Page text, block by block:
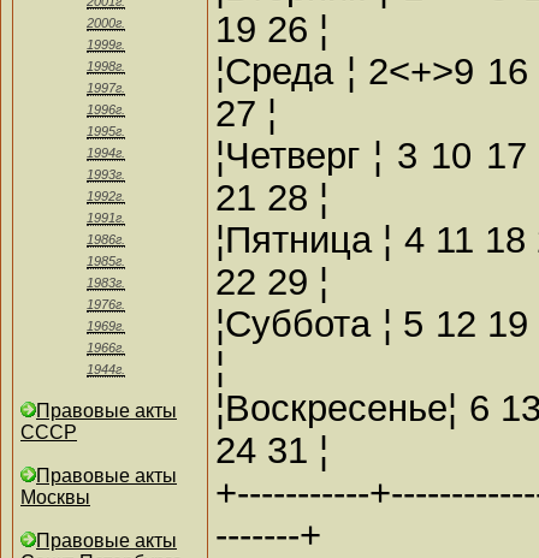
2000г.
1999г.
1998г.
1997г.
1996г.
1995г.
1994г.
1993г.
1992г.
1991г.
1986г.
1985г.
1983г.
1976г.
1969г.
1966г.
1944г.
Правовые акты
СССР
Правовые акты
Москвы
Правовые акты
19 26 ¦
¦Среда ¦ 2<+>9
27 ¦
¦Четверг ¦ 3 10
21 28 ¦
¦Пятница ¦ 4 11
22 29 ¦
¦Суббота ¦ 5 12
¦
¦Воскресенье¦ 6
24 31 ¦
+-----------
-------+